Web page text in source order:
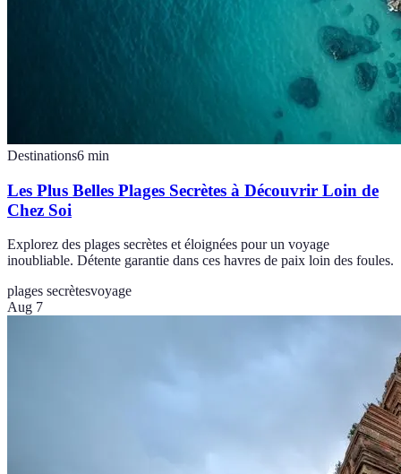
Destinations6 min
Les Plus Belles Plages Secrètes à Découvrir Loin de
Chez Soi
Explorez des plages secrètes et éloignées pour un voyage
inoubliable. Détente garantie dans ces havres de paix loin des foules.
plages secrètesvoyage
Aug 7